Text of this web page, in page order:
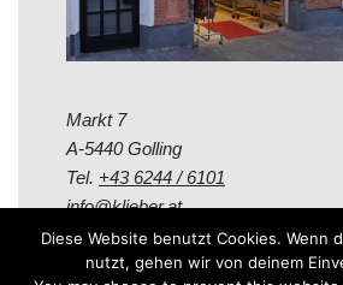
Markt 7
A-5440 Golling
Tel. +43 6244 / 6101
info@klieber.at
Öffungszeiten
Diese Website benutzt Cookies. Wenn
nutzt, gehen wir von deinem